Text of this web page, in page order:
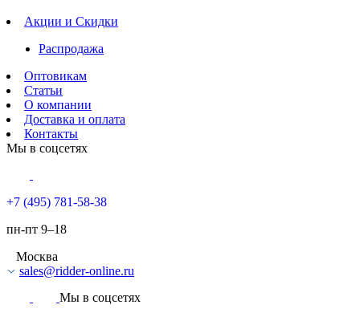
Акции и Скидки
Распродажа
Оптовикам
Статьи
О компании
Доставка и оплата
Контакты
Мы в соцсетях
+7 (495) 781-58-38
пн-пт 9–18
Москва
sales@ridder-online.ru
Мы в соцсетях